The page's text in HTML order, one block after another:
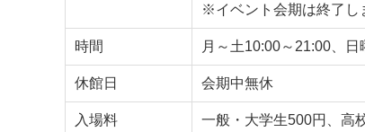
※イベント会期は終了し
時間 月～土10:00～21:00、
休館日 会期中無休
入場料 一般・大学生500円、高